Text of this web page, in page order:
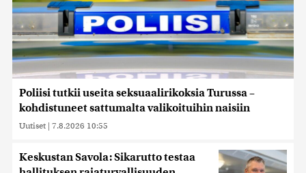
Poliisi tutkii useita seksuaalirikoksia Turussa –
kohdistuneet sattumalta valikoituihin naisiin
Uutiset | 7.8.2026 10:55
Keskustan Savola: Sikarutto testaa